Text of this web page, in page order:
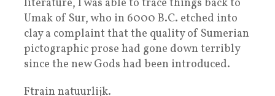
literature, I was able to trace things back to
Umak of Sur, who in 6000 B.C. etched into
clay a complaint that the quality of Sumerian
pictographic prose had gone down terribly
since the new Gods had been introduced.
Ftrain natuurlijk.